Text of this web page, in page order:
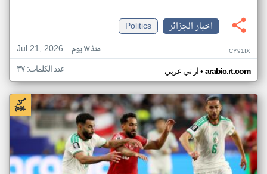
اخبار الجزائر
Politics
Jul 21, 2026
منذ ١٧ يوم CY91IX
ار تي عربي• arabic.rt.com عدد الكلمات: ٣٧